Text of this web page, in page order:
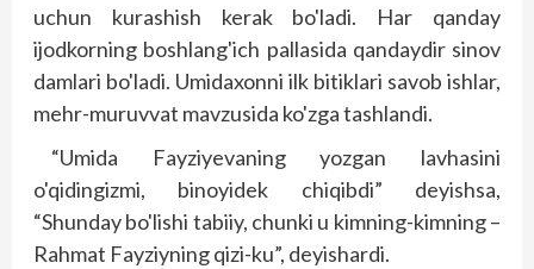
uchun kurashish kerak bo'ladi. Har qanday
ijodkorning boshlang'ich pallasida qandaydir sinov
damlari bo'ladi. Umidaxonni ilk bitiklari savob ishlar,
mehr-muruvvat mavzusida ko'zga tashlandi.
“Umida Fayziyevaning yozgan lavhasini
o'qidingizmi, binoyidek chiqibdi” de­yishsa,
“Shunday bo'lishi tabiiy, chunki u kimning-kimning –
Rahmat Fayziyning qizi-ku”, deyishardi.